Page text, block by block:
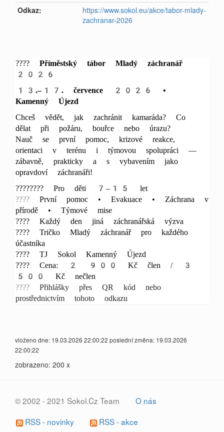
Odkaz:
https://www.sokol.eu/akce/tabor-mlady-
zachranar-2026
???? Příměstský tábor Mladý záchranář
2026
13.–17. července 2026 •
Kamenný Újezd
Chceš vědět, jak zachránit kamaráda? Co
dělat při požáru, bouřce nebo úrazu?
Nauč se první pomoc, krizové reakce,
orientaci v terénu i týmovou spolupráci —
zábavně, prakticky a s vybavením jako
opravdoví záchranáři!
???????? Pro děti 7–15 let
???? První pomoc • Evakuace • Záchrana v
přírodě • Týmové mise
???? Každý den jiná záchranářská výzva
???? Tričko Mladý záchranář pro každého
účastníka
???? TJ Sokol Kamenný Újezd
???? Cena: 2 900 Kč člen / 3
500 Kč nečlen
???? Přihlášky přes QR kód nebo
prostřednictvím tohoto odkazu
vloženo dne: 19.03.2026 22:00:22 poslední změna: 19.03.2026
22:00:22
zobrazeno: 200 x
© 2002 - 2021 Sokol.Cz Team
O nás
RSS - novinky
RSS - akce